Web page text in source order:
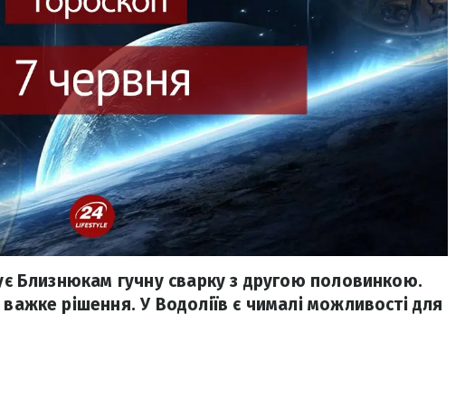
Близнюкам гучну сварку з другою половинкою.
рішення. У Водоліїв є чималі можливості для